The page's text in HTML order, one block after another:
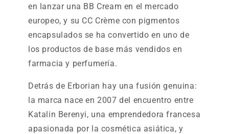
en lanzar una BB Cream en el mercado
europeo, y su CC Crème con pigmentos
encapsulados se ha convertido en uno de
los productos de base más vendidos en
farmacia y perfumería.
Detrás de Erborian hay una fusión genuina:
la marca nace en 2007 del encuentro entre
Katalin Berenyi, una emprendedora francesa
apasionada por la cosmética asiática, y